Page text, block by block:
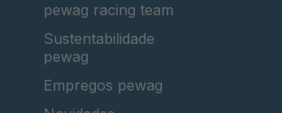
pewag racing team
Sustentabilidade
pewag
Empregos pewag